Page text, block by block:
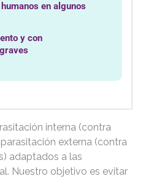
en algunos
y con
interna (contra
externa (contra
adaptados a las
Nuestro objetivo es evitar